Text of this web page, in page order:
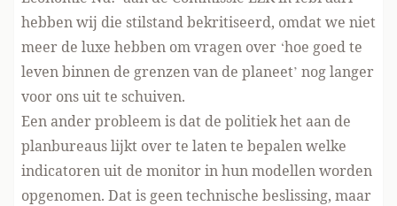
hebben wij die stilstandbekritiseerd, omdat we niet
meer de luxe hebben om vragen over ‘hoe goed te
leven binnen de grenzen van de planeet’ nog langer
voor ons uit te schuiven.
Een ander probleem is dat de politiek het aan de
planbureaus lijkt over te laten te bepalen welke
indicatoren uit de monitor in hun modellen worden
opgenomen. Dat is geen technische beslissing, maar